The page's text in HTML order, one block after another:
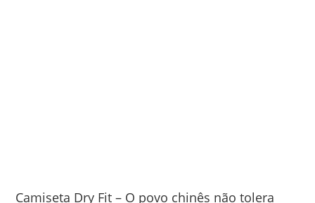
Camiseta Dry Fit – O povo chinês não tolera